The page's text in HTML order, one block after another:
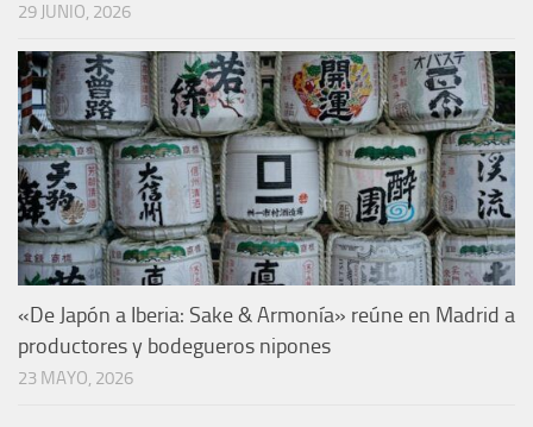
29 JUNIO, 2026
«De Japón a Iberia: Sake & Armonía» reúne en Madrid a
productores y bodegueros nipones
23 MAYO, 2026